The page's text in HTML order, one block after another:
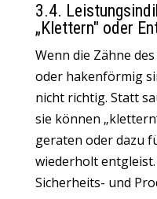
3.4.
„Klettern" oder
Wenn die Zähne
oder hakenförmig
nicht richtig. Statt
sie können
geraten oder dazu
wiederholt
Sicherheits- und